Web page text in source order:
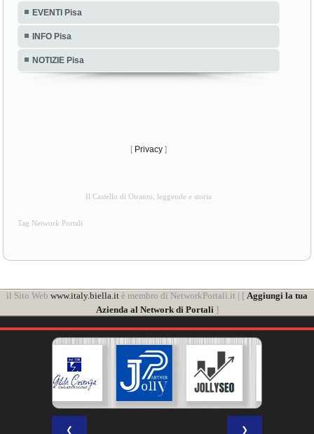
EVENTI Pisa
INFO Pisa
NOTIZIE Pisa
[ Privacy ]
Il Castello di Otranto, leggende e storia
Tag Network Portali
il Sito Web www.italy.biella.it è membro di NetworkPortali.it | [ Aggiungi la tua
Azienda al Network di Portali ]
❮ ❯